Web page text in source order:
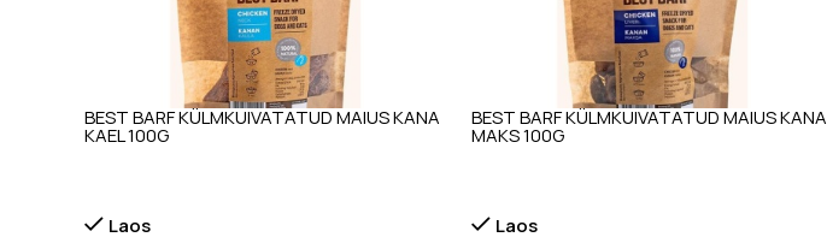
BEST BARF KÜLMKUIVATATUD MAIUS KANA
KAEL 100G
Laos
BEST BARF KÜLMKUIVATATUD MAIUS KANA
MAKS 100G
Laos